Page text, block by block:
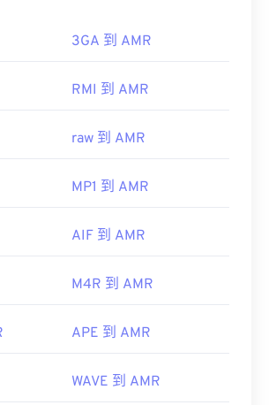
不需要过滤器。
年
rfc/rfc5334.txt
可以打开它们。AMR 也可以使用
文件。您可以从SourceForge.net
信号，因此不适合用于音乐文件。
年
3GA 到 AMR
RMI 到 AMR
raw 到 AMR
MP1 到 AMR
AIF 到 AMR
M4R 到 AMR
APE 到 AMR
WAVE 到 AMR